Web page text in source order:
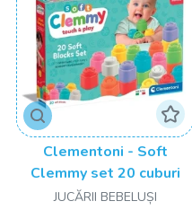
Clementoni - Soft
Clemmy set 20 cuburi
JUCĂRII BEBELUȘI